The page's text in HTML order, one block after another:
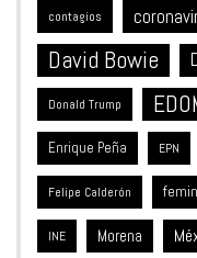
contagios
David Bowie
Donald Trump
Enrique Peña EPN
Felipe Calderón
INE Morena